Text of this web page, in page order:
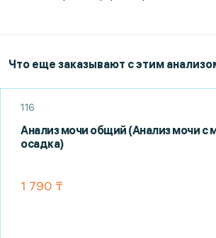
Что еще заказывают с этим
116
Анализ мочи общий (Анализ мочи с
осадка)
1 790 ₸